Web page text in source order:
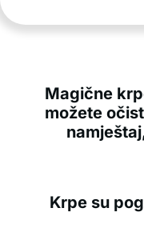
Magične
možete
Krpe su